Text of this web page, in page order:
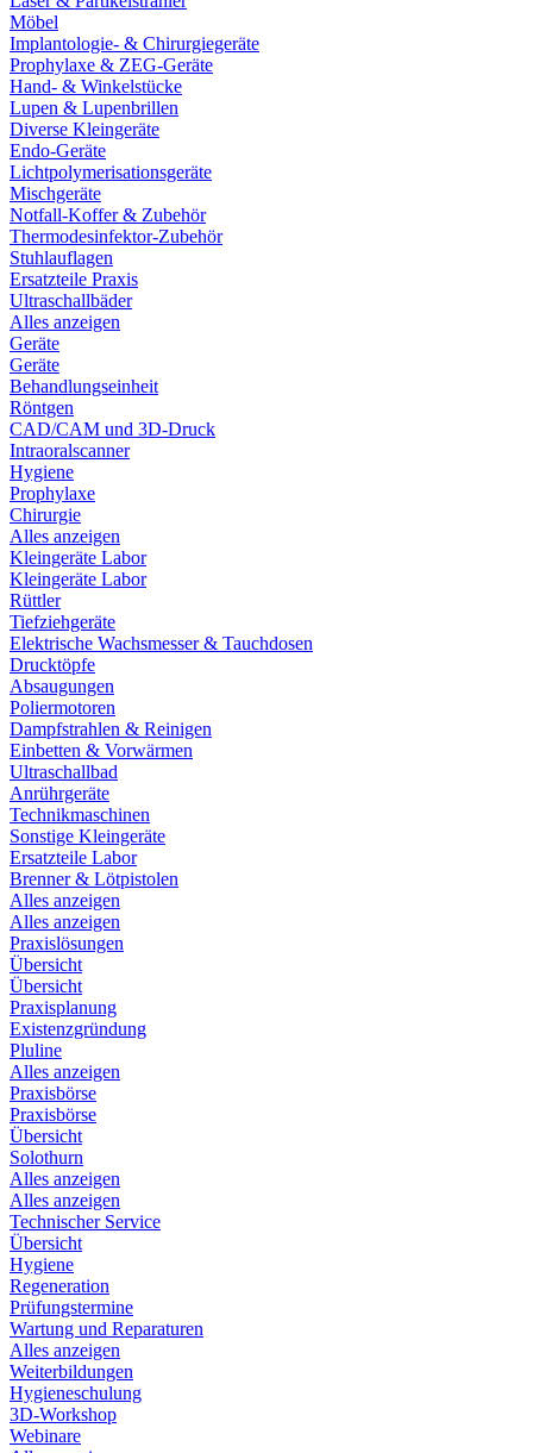
Möbel
Implantologie- & Chirurgiegeräte
Prophylaxe & ZEG-Geräte
Hand- & Winkelstücke
Lupen & Lupenbrillen
Diverse Kleingeräte
Endo-Geräte
Lichtpolymerisationsgeräte
Mischgeräte
Notfall-Koffer & Zubehör
Thermodesinfektor-Zubehör
Stuhlauflagen
Ersatzteile Praxis
Ultraschallbäder
Alles anzeigen
Geräte
Geräte
Behandlungseinheit
Röntgen
CAD/CAM und 3D-Druck
Intraoralscanner
Hygiene
Prophylaxe
Chirurgie
Alles anzeigen
Kleingeräte Labor
Kleingeräte Labor
Rüttler
Tiefziehgeräte
Elektrische Wachsmesser & Tauchdosen
Drucktöpfe
Absaugungen
Poliermotoren
Dampfstrahlen & Reinigen
Einbetten & Vorwärmen
Ultraschallbad
Anrührgeräte
Technikmaschinen
Sonstige Kleingeräte
Ersatzteile Labor
Brenner & Lötpistolen
Alles anzeigen
Alles anzeigen
Praxislösungen
Übersicht
Übersicht
Praxisplanung
Existenzgründung
Pluline
Alles anzeigen
Praxisbörse
Praxisbörse
Übersicht
Solothurn
Alles anzeigen
Alles anzeigen
Technischer Service
Übersicht
Hygiene
Regeneration
Prüfungstermine
Wartung und Reparaturen
Alles anzeigen
Weiterbildungen
Hygieneschulung
3D-Workshop
Webinare